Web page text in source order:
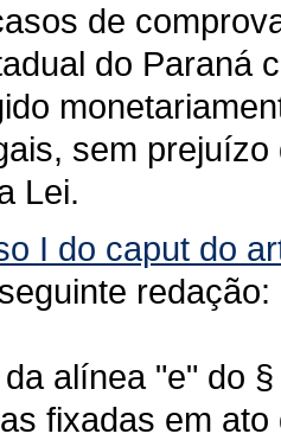
de
do Paraná
sem
Lei.
I do caput do
redação:
alínea "e" do
fixadas em